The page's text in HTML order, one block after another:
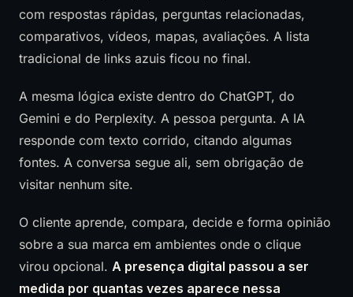
com respostas rápidas, perguntas relacionadas,
comparativos, vídeos, mapas, avaliações. A lista
tradicional de links azuis ficou no final.
A mesma lógica existe dentro do ChatGPT, do
Gemini e do Perplexity. A pessoa pergunta. A IA
responde com texto corrido, citando algumas
fontes. A conversa segue ali, sem obrigação de
visitar nenhum site.
O cliente aprende, compara, decide e forma opinião
sobre a sua marca em ambientes onde o clique
virou opcional. A presença digital passou a ser
medida por quantas vezes aparece nessa